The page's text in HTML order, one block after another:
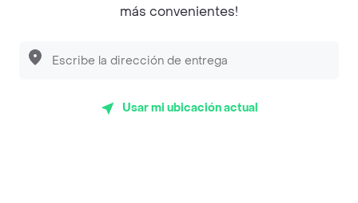
En los mas de 40 opiniones de clientes de Rappi fueron
realizadas pidiendo a domicilio de Raj Burger en
más convenientes!
Usar mi ubicación actual